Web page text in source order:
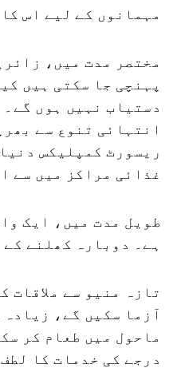
مہمانوں کے لیے اس
مختصر مدت میں،
پہنچی جا سکتی ہیں
دستیاب نہیں ہوں
انتہائی تنوع سے
ریسورٹ کمپلیکس
غذائی مراکز میں سے
طویل مدت میں، ایک
ہے۔ دوبارہ کھلنے
تازہ منیو سے ملاقات
آزما سکیں گے، زیادہ
ماحول میں طعام کر
درجے کی خدمات کا